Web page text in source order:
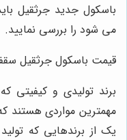
باسکول جدید جرثقیل
می شود را بررسی نمایید.
قیمت باسکول جرثقیل
برند تولیدی و کیفیتی
مهمترین مواردی هستند
یک از برندهایی که